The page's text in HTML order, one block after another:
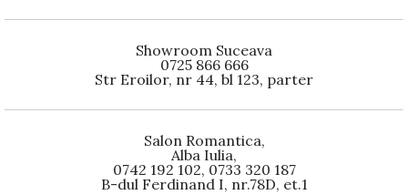
Showroom Suceava
0725 866 666
Str Eroilor, nr 44, bl 123, parter
Salon Romantica,
Alba Iulia,
0742 192 102, 0733 320 187
B-dul Ferdinand I, nr.78D, et.1